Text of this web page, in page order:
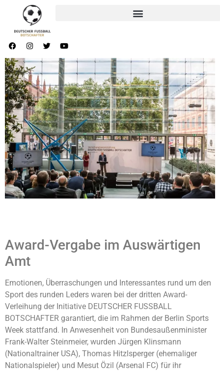
Award-Vergabe im Auswärtigen
Amt
Emotionen, Überraschungen und Interessantes rund um den
Sport des runden Leders waren bei der dritten Award-
Verleihung der Initiative DEUTSCHER FUSSBALL
BOTSCHAFTER garantiert, die im Rahmen der Berlin Sports
Week stattfand. In Anwesenheit von Bundesaußenminister
Frank-Walter Steinmeier, wurden Jürgen Klinsmann
(Nationaltrainer USA), Thomas Hitzlsperger (ehemaliger
Nationalspieler) und Mesut Özil (Arsenal FC) für ihr